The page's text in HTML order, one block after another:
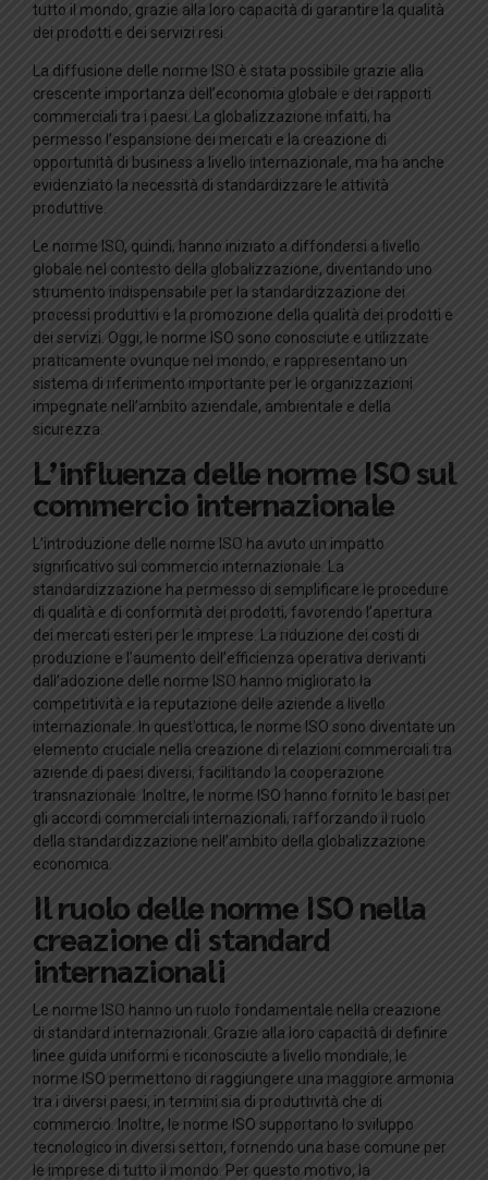
tutto il mondo, grazie alla loro capacità di garantire la qualità
dei prodotti e dei servizi resi.
La diffusione delle norme ISO è stata possibile grazie alla
crescente importanza dell’economia globale e dei rapporti
commerciali tra i paesi. La globalizzazione infatti, ha
permesso l’espansione dei mercati e la creazione di
opportunità di business a livello internazionale, ma ha anche
evidenziato la necessità di standardizzare le attività
produttive.
Le norme ISO, quindi, hanno iniziato a diffondersi a livello
globale nel contesto della globalizzazione, diventando uno
strumento indispensabile per la standardizzazione dei
processi produttivi e la promozione della qualità dei prodotti e
dei servizi. Oggi, le norme ISO sono conosciute e utilizzate
praticamente ovunque nel mondo, e rappresentano un
sistema di riferimento importante per le organizzazioni
impegnate nell’ambito aziendale, ambientale e della
sicurezza.
L’influenza delle norme ISO sul
commercio internazionale
L’introduzione delle norme ISO ha avuto un impatto
significativo sul commercio internazionale. La
standardizzazione ha permesso di semplificare le procedure
di qualità e di conformità dei prodotti, favorendo l’apertura
dei mercati esteri per le imprese. La riduzione dei costi di
produzione e l’aumento dell’efficienza operativa derivanti
dall’adozione delle norme ISO hanno migliorato la
competitività e la reputazione delle aziende a livello
internazionale. In quest’ottica, le norme ISO sono diventate un
elemento cruciale nella creazione di relazioni commerciali tra
aziende di paesi diversi, facilitando la cooperazione
transnazionale. Inoltre, le norme ISO hanno fornito le basi per
gli accordi commerciali internazionali, rafforzando il ruolo
della standardizzazione nell’ambito della globalizzazione
economica.
Il ruolo delle norme ISO nella
creazione di standard
internazionali
Le norme ISO hanno un ruolo fondamentale nella creazione
di standard internazionali. Grazie alla loro capacità di definire
linee guida uniformi e riconosciute a livello mondiale, le
norme ISO permettono di raggiungere una maggiore armonia
tra i diversi paesi, in termini sia di produttività che di
commercio. Inoltre, le norme ISO supportano lo sviluppo
tecnologico in diversi settori, fornendo una base comune per
le imprese di tutto il mondo. Per questo motivo, la